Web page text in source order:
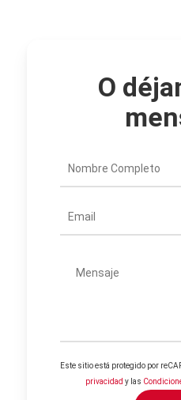
O
Este sitio está protegido por
privacidad y las